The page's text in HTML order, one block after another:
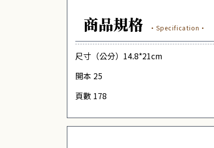
商品規格 ·Specification·
尺寸（公分）14.8*21cm
開本 25
頁數 178